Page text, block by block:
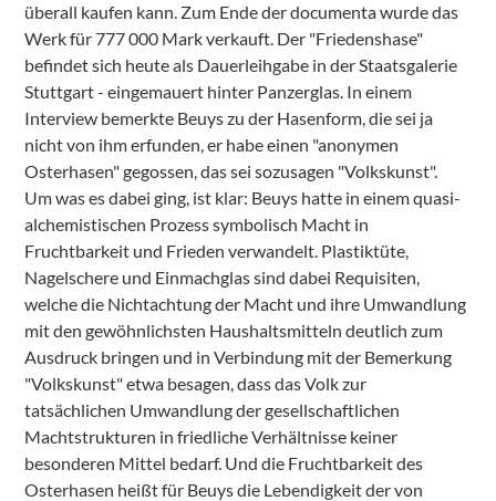
überall kaufen kann. Zum Ende der documenta wurde das
Werk für 777 000 Mark verkauft. Der "Friedenshase"
befindet sich heute als Dauerleihgabe in der Staatsgalerie
Stuttgart - eingemauert hinter Panzerglas. In einem
Interview bemerkte Beuys zu der Hasenform, die sei ja
nicht von ihm erfunden, er habe einen "anonymen
Osterhasen" gegossen, das sei sozusagen "Volkskunst".
Um was es dabei ging, ist klar: Beuys hatte in einem quasi-
alchemistischen Prozess symbolisch Macht in
Fruchtbarkeit und Frieden verwandelt. Plastiktüte,
Nagelschere und Einmachglas sind dabei Requisiten,
welche die Nichtachtung der Macht und ihre Umwandlung
mit den gewöhnlichsten Haushaltsmitteln deutlich zum
Ausdruck bringen und in Verbindung mit der Bemerkung
"Volkskunst" etwa besagen, dass das Volk zur
tatsächlichen Umwandlung der gesellschaftlichen
Machtstrukturen in friedliche Verhältnisse keiner
besonderen Mittel bedarf. Und die Fruchtbarkeit des
Osterhasen heißt für Beuys die Lebendigkeit der von